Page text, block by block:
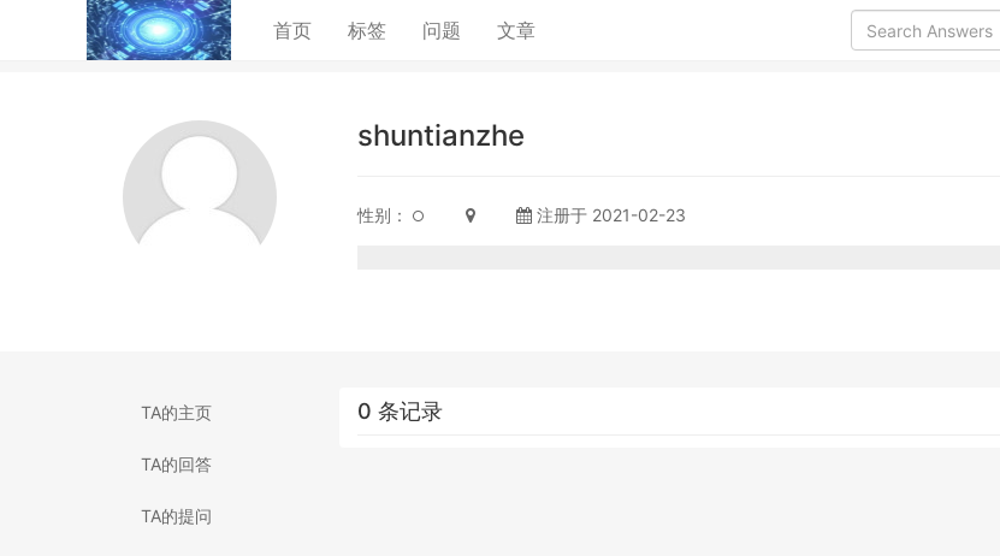
首页(current)
标签 问题 文章
shuntianzhe
性别： 注册于 2021-02-23
TA的主页
TA的回答
TA的提问
0 条记录